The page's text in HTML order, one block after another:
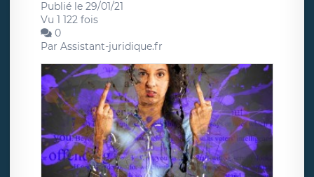
Publié le 29/01/21
Vu 1 122 fois
0
Par Assistant-juridique.fr